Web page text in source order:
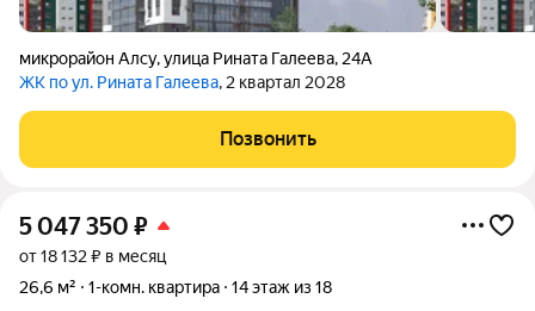
микрорайон Алсу,улица Рината Галеева, 24А
ЖК по ул. Рината Галеева, 2 квартал 2028
Позвонить
5 047 350 ₽
от 18 132 ₽ в месяц
26,6 м²
1-комн. квартира 14 этаж из 18